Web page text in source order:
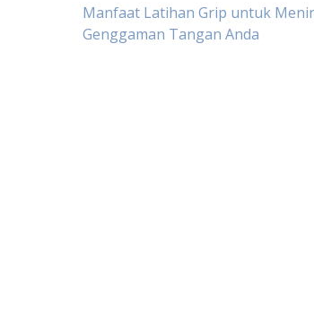
Navigasi
Manfaat Latihan Grip untuk
Genggaman Tangan Anda